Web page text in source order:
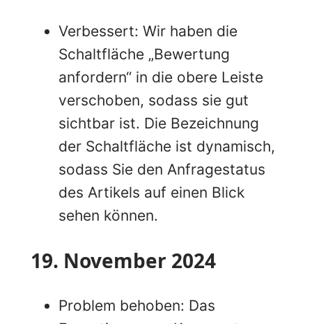
Verbessert: Wir haben die
Schaltfläche „Bewertung
anfordern“ in die obere Leiste
verschoben, sodass sie gut
sichtbar ist. Die Bezeichnung
der Schaltfläche ist dynamisch,
sodass Sie den Anfragestatus
des Artikels auf einen Blick
sehen können.
19. November 2024
Problem behoben: Das